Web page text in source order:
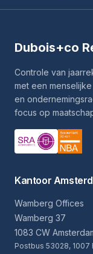
Dubois+co
Controle van
met een
en
focus op
Kantoor
Wamberg Offices
Wamberg 37
1083 CW
Postbus 53028, 1007